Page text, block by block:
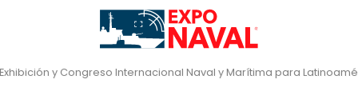
y Congreso Internacional Naval y Marítima para